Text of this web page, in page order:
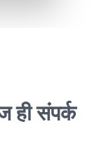
संपर्क